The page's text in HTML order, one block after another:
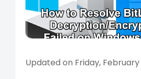
Updated on Friday, February